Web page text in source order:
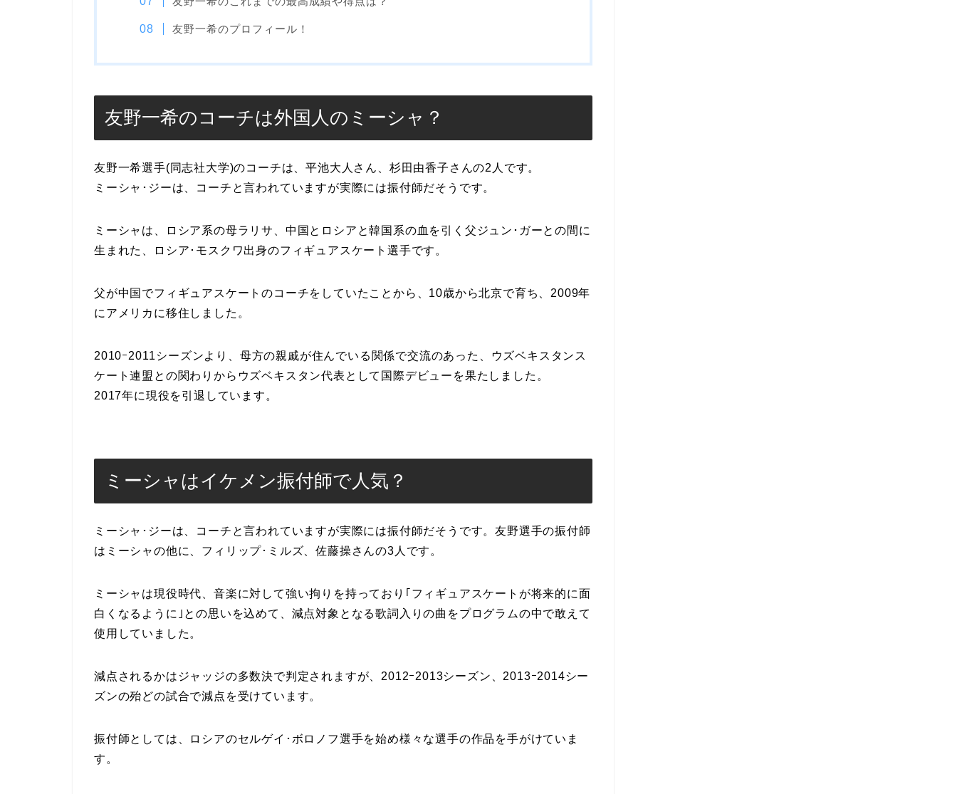
友野一希のプロフィール！
友野一希のコーチは外国人のミーシャ？
友野一希選手(同志社大学)のコーチは、平池大人さん、杉田由香子さんの2人です。
ミーシャ･ジーは、コーチと言われていますが実際には振付師だそうです。
ミーシャは、ロシア系の母ラリサ、中国とロシアと韓国系の血を引く父ジュン･ガーとの間に
生まれた、ロシア･モスクワ出身のフィギュアスケート選手です。
父が中国でフィギュアスケートのコーチをしていたことから、10歳から北京で育ち、2009年
にアメリカに移住しました。
2010ｰ2011シーズンより、母方の親戚が住んでいる関係で交流のあった、ウズベキスタンス
ケート連盟との関わりからウズベキスタン代表として国際デビューを果たしました。
2017年に現役を引退しています。
ミーシャはイケメン振付師で人気？
ミーシャ･ジーは、コーチと言われていますが実際には振付師だそうです。友野選手の振付師
はミーシャの他に、フィリップ･ミルズ、佐藤操さんの3人です。
ミーシャは現役時代、音楽に対して強い拘りを持っており｢フィギュアスケートが将来的に面
白くなるように｣との思いを込めて、減点対象となる歌詞入りの曲をプログラムの中で敢えて
使用していました。
減点されるかはジャッジの多数決で判定されますが、2012ｰ2013シーズン、2013ｰ2014シー
ズンの殆どの試合で減点を受けています。
振付師としては、ロシアのセルゲイ･ボロノフ選手を始め様々な選手の作品を手がけていま
す。